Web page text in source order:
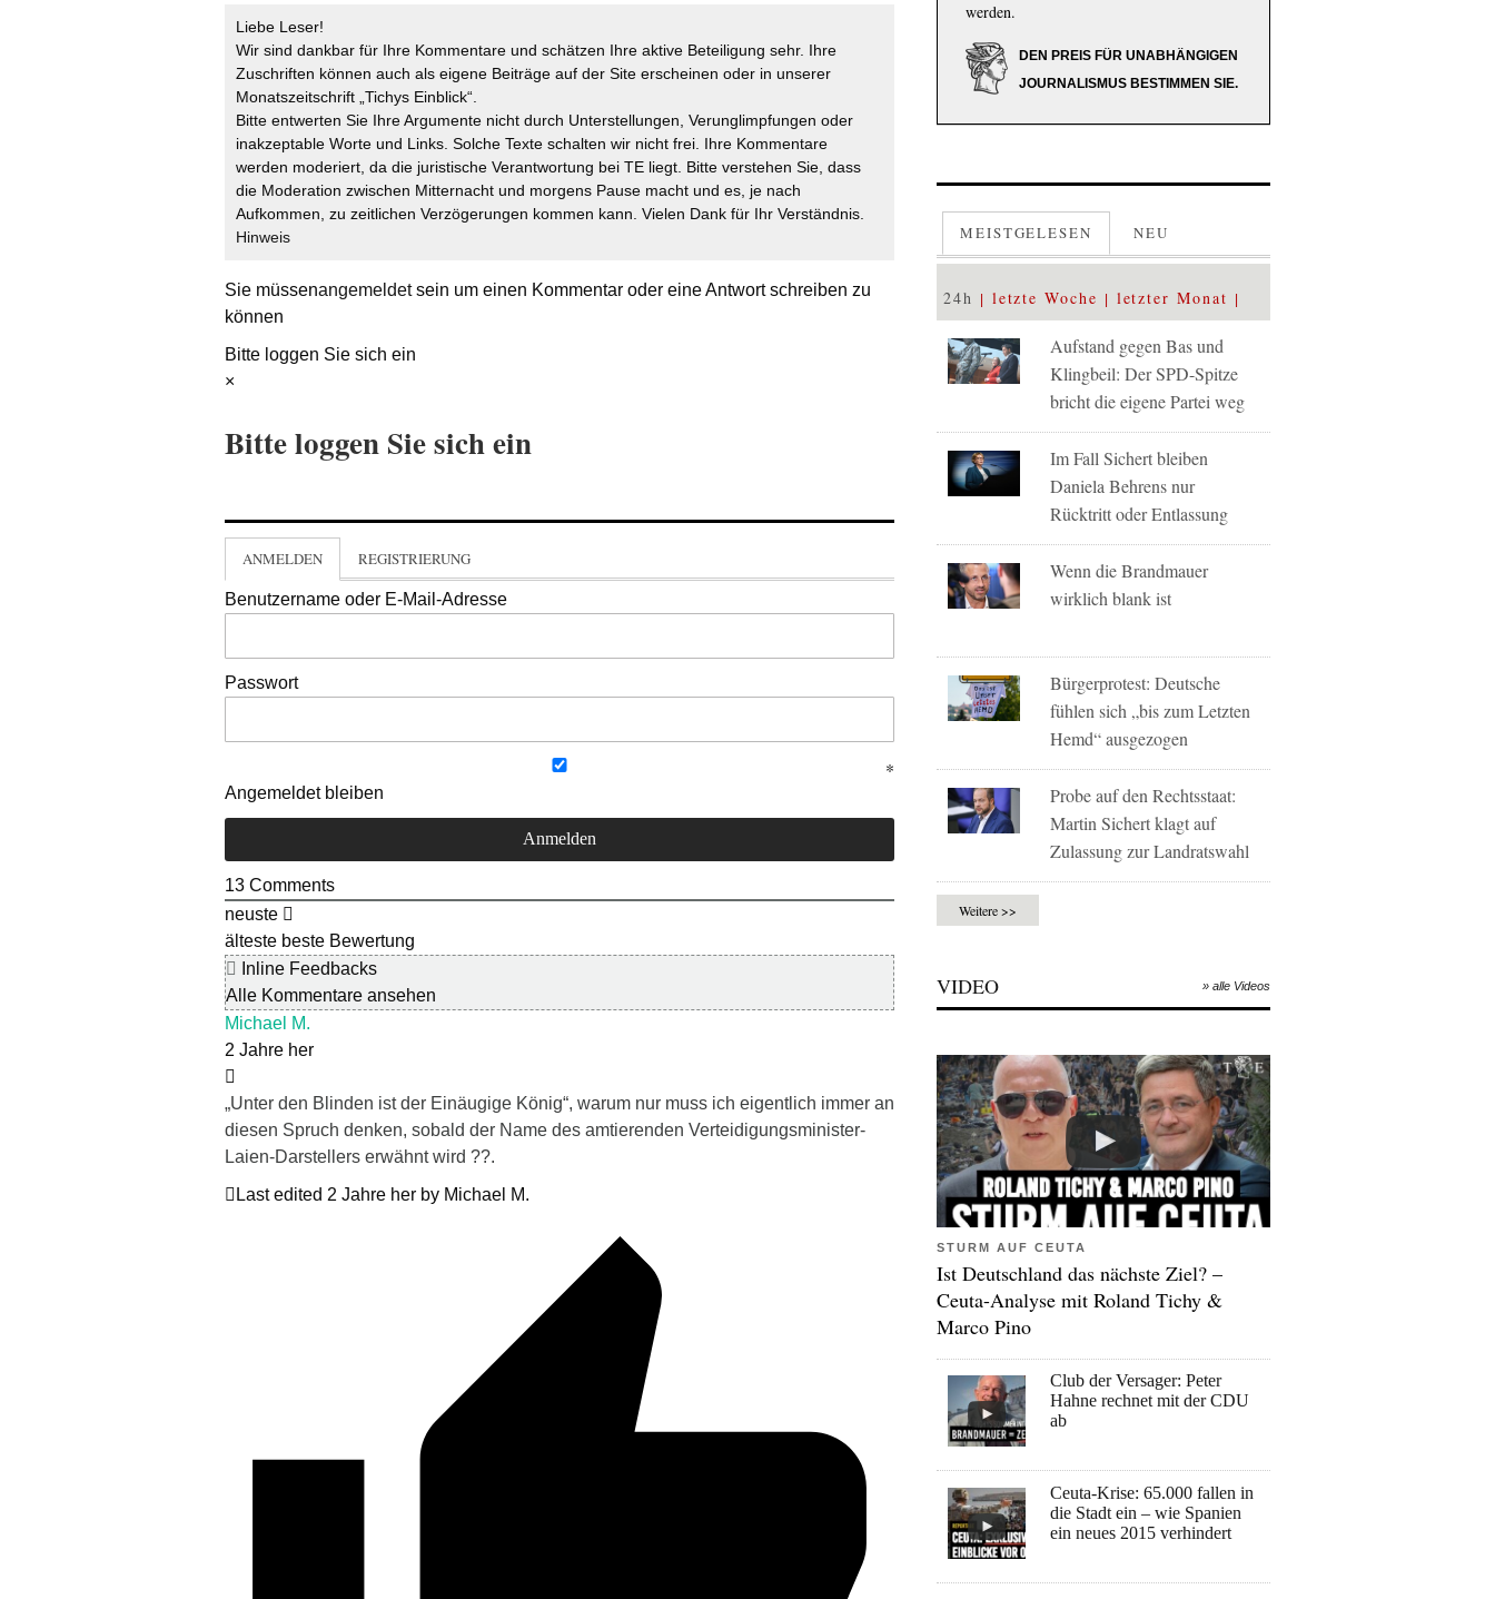
Liebe Leser!
Wir sind dankbar für Ihre Kommentare und schätzen Ihre aktive Beteiligung sehr. Ihre
Zuschriften können auch als eigene Beiträge auf der Site erscheinen oder in unserer
Monatszeitschrift „Tichys Einblick“.
Bitte entwerten Sie Ihre Argumente nicht durch Unterstellungen, Verunglimpfungen oder
inakzeptable Worte und Links. Solche Texte schalten wir nicht frei. Ihre Kommentare
werden moderiert, da die juristische Verantwortung bei TE liegt. Bitte verstehen Sie, dass
die Moderation zwischen Mitternacht und morgens Pause macht und es, je nach
Aufkommen, zu zeitlichen Verzögerungen kommen kann. Vielen Dank für Ihr Verständnis.
Hinweis
Sie müssenangemeldetsein um einen Kommentar oder eine Antwort schreiben zu
können
Bitte loggen Sie sich ein
×
Bitte loggen Sie sich ein
ANMELDEN REGISTRIERUNG
Benutzername oder E-Mail-Adresse
Passwort
Angemeldet bleiben
13 Comments
neuste
älteste beste Bewertung
Inline Feedbacks
Alle Kommentare ansehen
Michael M.
2 Jahre her
„Unter den Blinden ist der Einäugige König“, warum nur muss ich eigentlich immer an
diesen Spruch denken, sobald der Name des amtierenden Verteidigungsminister-
Laien-Darstellers erwähnt wird ??.
Last edited 2 Jahre her by Michael M.
werden.
DEN PREIS FÜR UNABHÄNGIGEN
JOURNALISMUS BESTIMMEN SIE.
MEISTGELESEN NEU
24h letzte Woche letzter Monat
Aufstand gegen Bas und
Klingbeil: Der SPD-Spitze
bricht die eigene Partei weg
Im Fall Sichert bleiben
Daniela Behrens nur
Rücktritt oder Entlassung
Wenn die Brandmauer
wirklich blank ist
Bürgerprotest: Deutsche
fühlen sich „bis zum Letzten
Hemd“ ausgezogen
Probe auf den Rechtsstaat:
Martin Sichert klagt auf
Zulassung zur Landratswahl
Weitere >>
VIDEO » alle Videos
STURM AUF CEUTA
Ist Deutschland das nächste Ziel? –
Ceuta-Analyse mit Roland Tichy &
Marco Pino
Club der Versager: Peter
Hahne rechnet mit der CDU
ab
Ceuta-Krise: 65.000 fallen in
die Stadt ein – wie Spanien
ein neues 2015 verhindert